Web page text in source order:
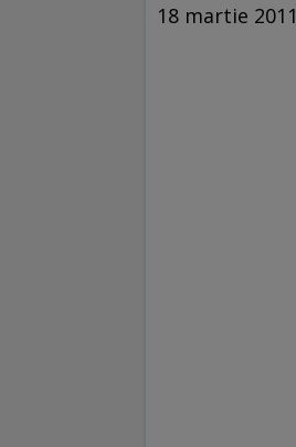
18 martie 2011